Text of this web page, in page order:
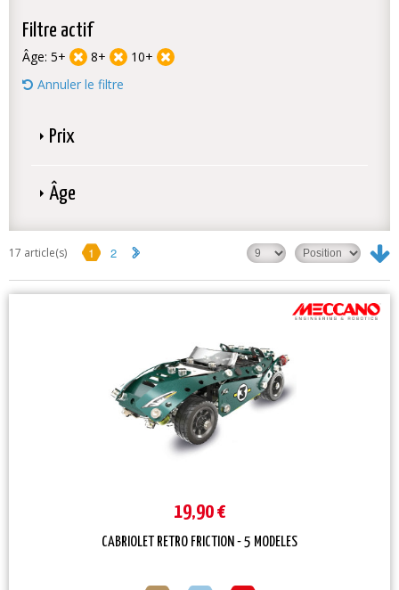
Filtre actif
Âge: 5+ 8+
10+
Annuler le filtre
Prix
Âge
17 article(s) 1 2
19,90 €
CABRIOLET RETRO FRICTION - 5 MODELES